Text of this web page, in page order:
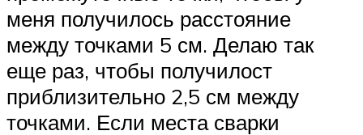
меня получилось расстояние
между точками 5 см. Делаю так
еще раз, чтобы получилост
приблизительно 2,5 см между
точками. Если места сварки